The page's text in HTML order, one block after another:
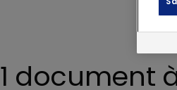
1 document